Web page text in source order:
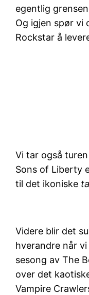
egentlig
Og igjen spør vi
Rockstar å
Vi tar også
Sons of Liberty
til det ikoniske
Videre blir det
hverandre når
sesong av The
over det
Vampire